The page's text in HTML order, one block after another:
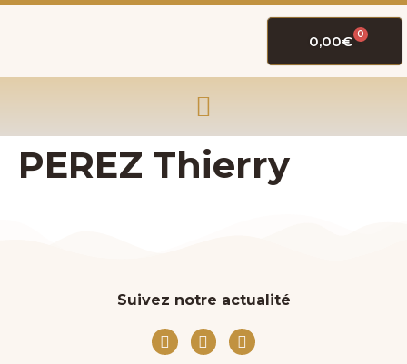
0,00€ 0
PEREZ Thierry
Suivez notre actualité